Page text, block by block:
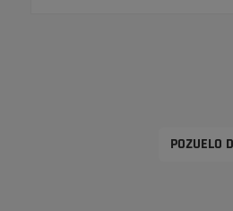
POZUELO